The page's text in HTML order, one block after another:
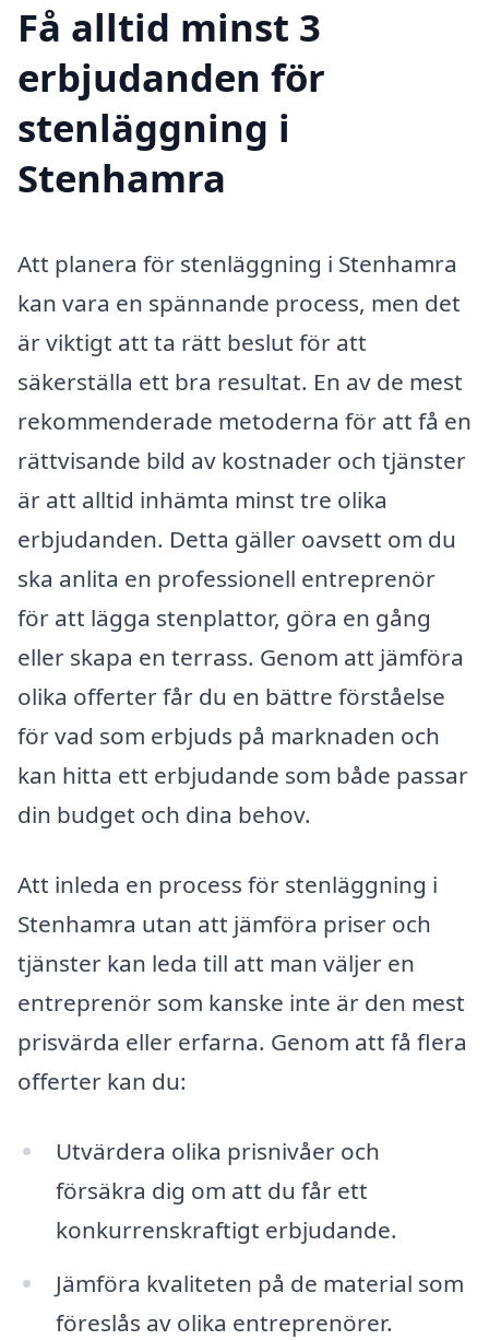
Få alltid minst 3
erbjudanden för
stenläggning i
Stenhamra
Att planera för stenläggning i Stenhamra
kan vara en spännande process, men det
är viktigt att ta rätt beslut för att
säkerställa ett bra resultat. En av de mest
rekommenderade metoderna för att få en
rättvisande bild av kostnader och tjänster
är att alltid inhämta minst tre olika
erbjudanden. Detta gäller oavsett om du
ska anlita en professionell entreprenör
för att lägga stenplattor, göra en gång
eller skapa en terrass. Genom att jämföra
olika offerter får du en bättre förståelse
för vad som erbjuds på marknaden och
kan hitta ett erbjudande som både passar
din budget och dina behov.
Att inleda en process för stenläggning i
Stenhamra utan att jämföra priser och
tjänster kan leda till att man väljer en
entreprenör som kanske inte är den mest
prisvärda eller erfarna. Genom att få flera
offerter kan du:
Utvärdera olika prisnivåer och
försäkra dig om att du får ett
konkurrenskraftigt erbjudande.
Jämföra kvaliteten på de material som
föreslås av olika entreprenörer.